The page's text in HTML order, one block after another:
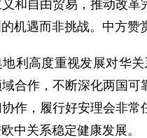
和自由贸易，推动改
机遇而非挑战。中方赞
利高度重视发展对华
合作，不断深化两国
作，履行好安理会非
中关系稳定健康发展。